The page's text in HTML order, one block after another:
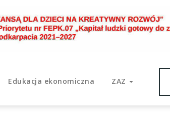
Edukacja ekonomiczna ZAZ